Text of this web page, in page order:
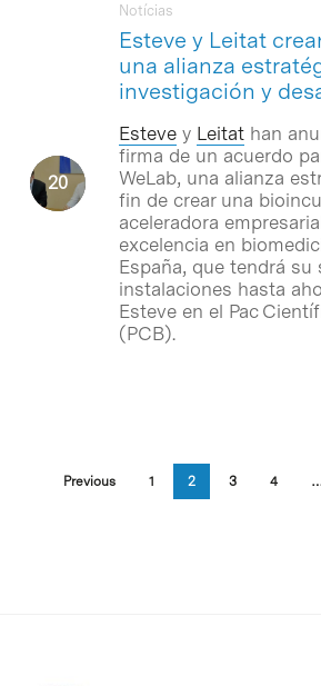
Esteve y Leitat
una alianza
investigación y
Notícias
Estevey Leitathan
firma de un acuerdo
WeLab, una alianza
fin de crear una
aceleradora
excelencia en
España, que tendrá su
instalaciones hasta
Esteve en el Pac
(PCB).
Previous 1 2 3 4